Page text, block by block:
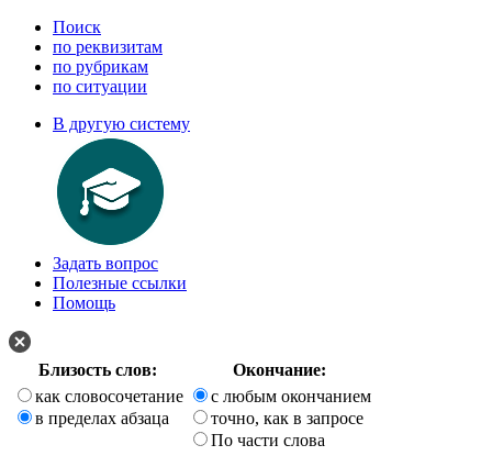
Поиск
по реквизитам
по рубрикам
по ситуации
В другую систему
Задать вопрос
Полезные ссылки
Помощь
Близость слов:
Окончание:
как словосочетание
в пределах абзаца
с любым окончанием
точно, как в запросе
По части слова